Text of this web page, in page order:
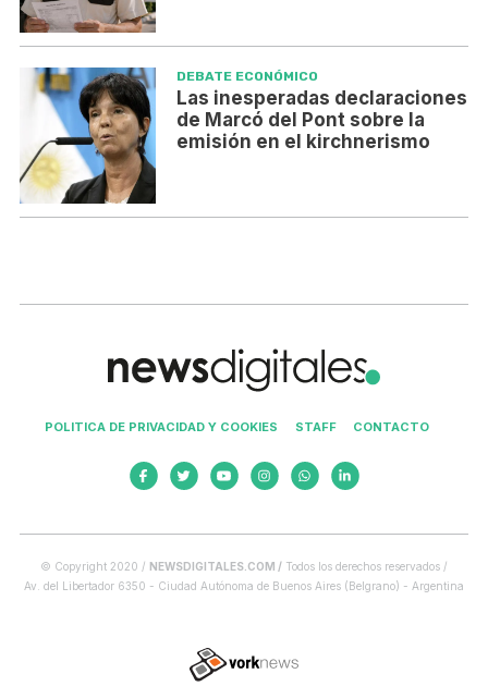
DEBATE ECONÓMICO
Las inesperadas declaraciones
de Marcó del Pont sobre la
emisión en el kirchnerismo
POLITICA DE PRIVACIDAD Y COOKIES STAFF CONTACTO
© Copyright 2020 / NEWSDIGITALES.COM / Todos los derechos reservados /
Av. del Libertador 6350 - Ciudad Autónoma de Buenos Aires (Belgrano) - Argentina